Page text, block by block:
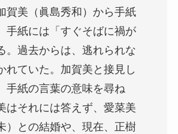
賀美（眞島秀和）から手紙
手紙には「すぐそばに禍が
。過去からは、逃れられな
れていた。加賀美と接見し
手紙の言葉の意味を尋ね
はそれには答えず、愛菜美
）との結婚や、現在、正樹